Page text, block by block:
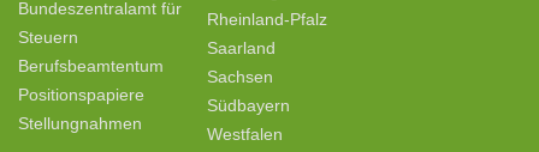
Bundeszentralamt für
Steuern
Berufsbeamtentum
Positionspapiere
Stellungnahmen
Rheinland-Pfalz
Saarland
Sachsen
Südbayern
Westfalen